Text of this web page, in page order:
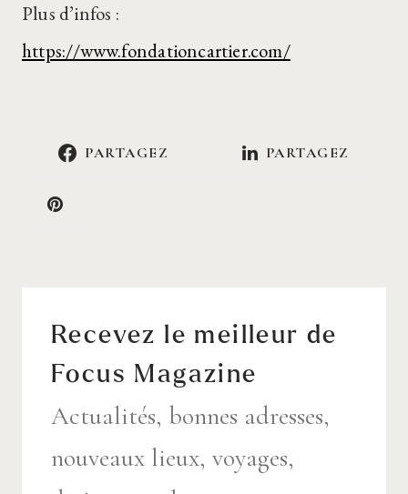
Plus d’infos :
https://www.fondationcartier.com/
PARTAGEZ PARTAGEZ
Recevez le meilleur de
Focus Magazine
Actualités, bonnes adresses,
nouveaux lieux, voyages,